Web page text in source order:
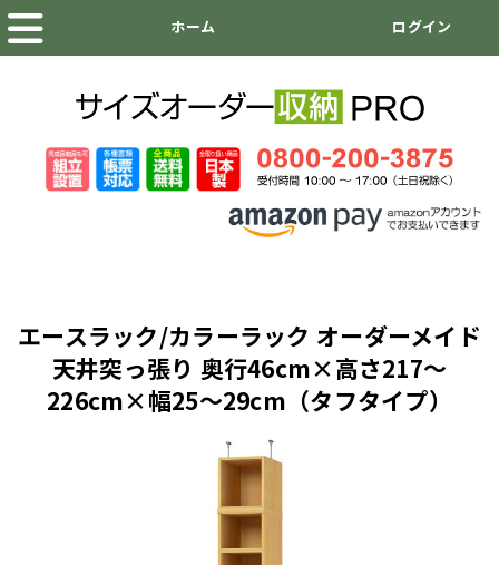
エースラック/カラーラック オーダーメイド
天井突っ張り 奥行46cm×高さ217～
226cm×幅25～29cm（タフタイプ）